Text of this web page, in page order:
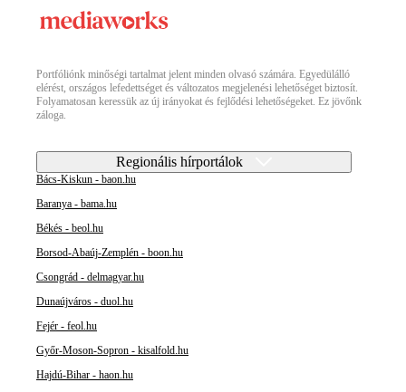
Portfóliónk minőségi tartalmat jelent minden olvasó számára. Egyedülálló
elérést, országos lefedettséget és változatos megjelenési lehetőséget biztosít.
Folyamatosan keressük az új irányokat és fejlődési lehetőségeket. Ez jövőnk
záloga.
Regionális hírportálok
Bács-Kiskun - baon.hu
Baranya - bama.hu
Békés - beol.hu
Borsod-Abaúj-Zemplén - boon.hu
Csongrád - delmagyar.hu
Dunaújváros - duol.hu
Fejér - feol.hu
Győr-Moson-Sopron - kisalfold.hu
Hajdú-Bihar - haon.hu